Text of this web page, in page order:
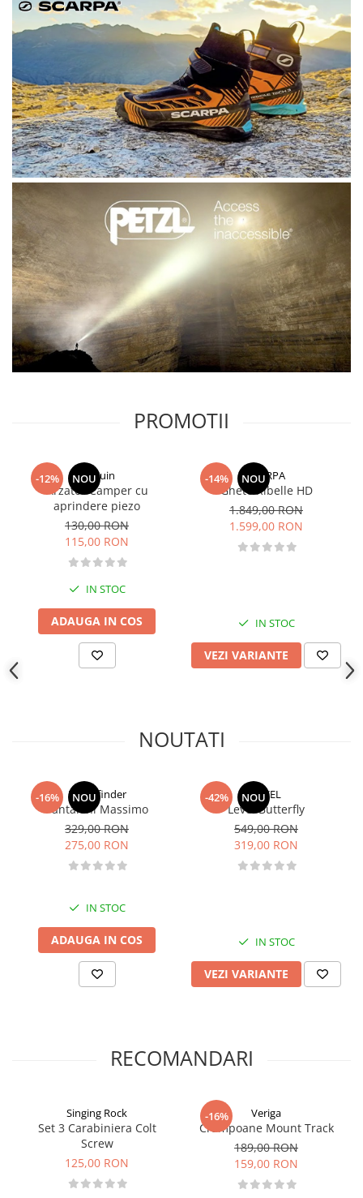
PROMOTII
-12% NOU
Pinguin
Arzator Camper cu
aprindere piezo
130,00 RON
115,00 RON
IN STOC
ADAUGA IN COS
-14% NOU
SCARPA
Ghete Ribelle HD
1.849,00 RON
1.599,00 RON
IN STOC
VEZI VARIANTE
NOUTATI
-16% NOU
Northfinder
Pantaloni Massimo
329,00 RON
275,00 RON
IN STOC
ADAUGA IN COS
-42% NOU
LEVEL
Level Butterfly
549,00 RON
319,00 RON
IN STOC
VEZI VARIANTE
RECOMANDARI
Singing Rock
Set 3 Carabiniera Colt
Screw
125,00 RON
-16% Veriga
Crampoane Mount Track
189,00 RON
159,00 RON